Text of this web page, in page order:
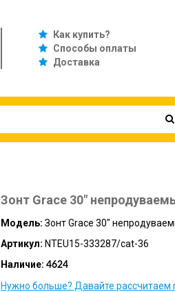
Как купить?
Способы оплаты
Доставка
Зонт Grace 30"
Модель: Зонт Grace 30"
Артикул: NTEU15-333287/cat-36
Наличие: 4624
Нужно больше? Давайте рассчитаем